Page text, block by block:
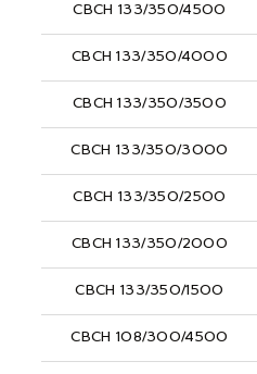
СВСН 133/350/4500
СВСН 133/350/4000
СВСН 133/350/3500
СВСН 133/350/3000
СВСН 133/350/2500
СВСН 133/350/2000
СВСН 133/350/1500
СВСН 108/300/4500